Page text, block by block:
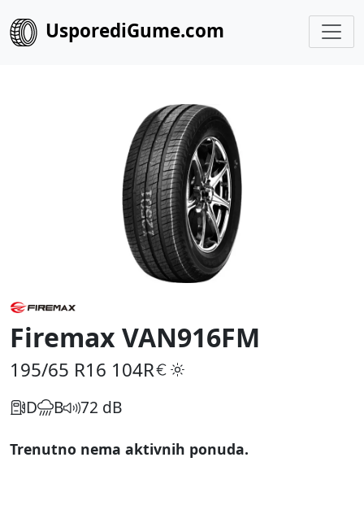
UsporediGume.com
Firemax VAN916FM
195/65 R16 104R
D B 72 dB
Trenutno nema aktivnih ponuda.